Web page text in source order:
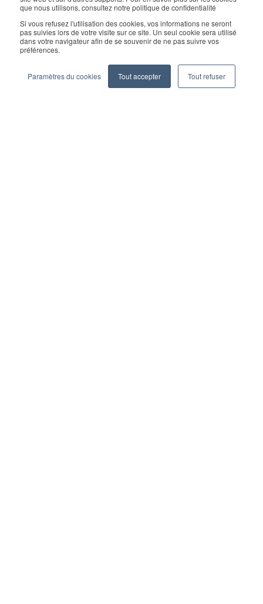
que nous utilisons, consultez notre politique de confidentialité
Si vous refusez l'utilisation des cookies, vos informations ne seront
pas suivies lors de votre visite sur ce site. Un seul cookie sera utilisé
dans votre navigateur afin de se souvenir de ne pas suivre vos
préférences.
Paramètres du cookies Tout accepter Tout refuser
Copyright © 2026 Geekplus Technology Co., Ltd. All rights
reserved.